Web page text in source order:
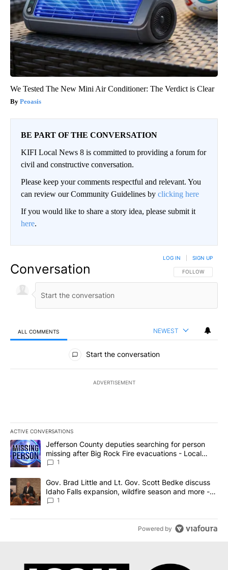
We Tested The New Mini Air Conditioner: The Verdict is Clear
Peoasis
BE PART OF THE CONVERSATION
KIFI Local News 8 is committed to providing a forum for
civil and constructive conversation.
Please keep your comments respectful and relevant. You
can review our Community Guidelines by clicking here
If you would like to share a story idea, please submit it
here.
Conversation FOLLOW THIS
FOLLOW
LOG IN SIGN UP
ALL COMMENTS NEWEST
All Comments
Start the conversation
ADVERTISEMENT
ACTIVE CONVERSATIONS
The following is a list of the most commented articles in the last
A trending article titled "Jefferson County deputies searching
Jefferson County deputies searching for person
missing after Big Rock Fire evacuations - Local
News 8
1
A trending article titled "Gov. Brad Little and Lt. Gov. Scott
Gov. Brad Little and Lt. Gov. Scott Bedke discuss
Idaho Falls expansion, wildfire season and more -
Local News 8
1
Powered by